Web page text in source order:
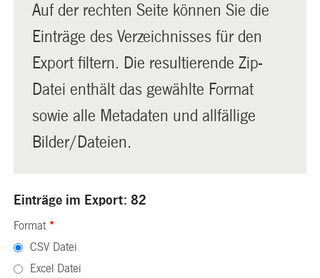
Auf der rechten Seite können Sie die
Einträge des Verzeichnisses für den
Export filtern. Die resultierende Zip-
Datei enthält das gewählte Format
sowie alle Metadaten und allfällige
Bilder/Dateien.
Einträge im Export: 82
Format *
CSV Datei
Excel Datei